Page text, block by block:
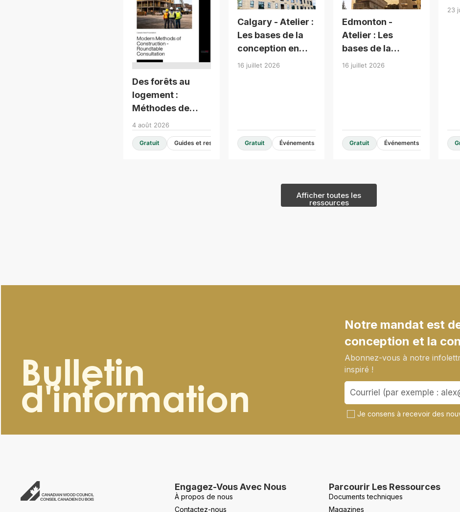
Des forêts au
logement :
Méthodes de
construction
modernes -
Consultation en
4 août 2026
Gratuit Guides et ressources de conception
Calgary - Atelier :
Les bases de la
conception en
bois pour
16 juillet 2026
Gratuit Événements
Edmonton -
Atelier : Les
bases de la
conception en
16 juillet 2026
Gratuit Événements
23
Afficher toutes les
ressources
Bulletin
d'information
Notre mandat est
conception et la
Abonnez-vous à notre
inspiré !
Je consens à recevoir des
Engagez-Vous Avec Nous
À propos de nous
Contactez-nous
Parcourir Les Ressources
Documents techniques
Magazines